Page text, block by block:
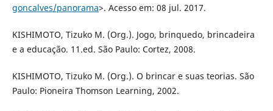
goncalves/panorama>. Acesso em: 08 jul. 2017.
KISHIMOTO, Tizuko M. (Org.). Jogo, brinquedo, brincadeira
e a educação. 11.ed. São Paulo: Cortez, 2008.
KISHIMOTO, Tizuko M. (Org.). O brincar e suas teorias. São
Paulo: Pioneira Thomson Learning, 2002.